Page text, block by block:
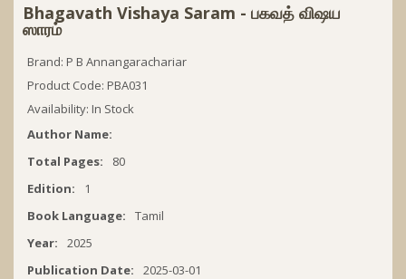
Bhagavath Vishaya Saram - பகவத் விஷய
ஸாரம்
Brand: P B Annangarachariar
Product Code: PBA031
Availability: In Stock
Author Name:
Total Pages:
80
Edition:
1
Book Language:
Tamil
Year:
2025
Publication Date:
2025-03-01